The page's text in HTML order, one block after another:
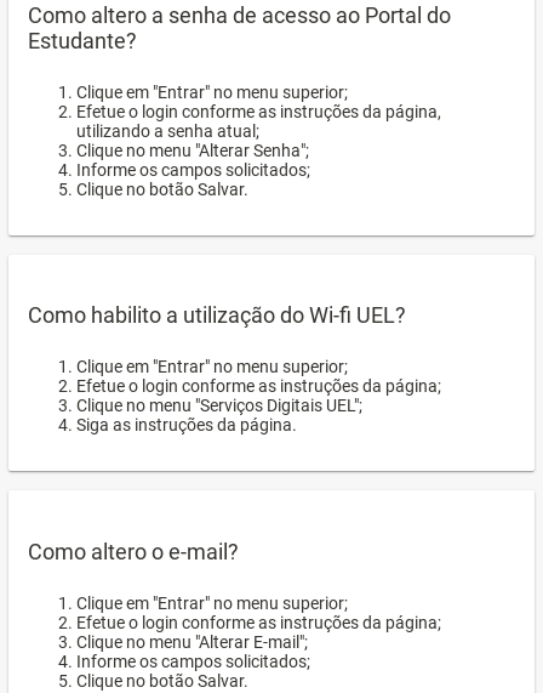
Como altero a senha de acesso ao Portal do
Estudante?
Clique em "Entrar" no menu superior;
Efetue o login conforme as instruções da página,
utilizando a senha atual;
Clique no menu "Alterar Senha";
Informe os campos solicitados;
Clique no botão Salvar.
Como habilito a utilização do Wi-fi UEL?
Clique em "Entrar" no menu superior;
Efetue o login conforme as instruções da página;
Clique no menu "Serviços Digitais UEL";
Siga as instruções da página.
Como altero o e-mail?
Clique em "Entrar" no menu superior;
Efetue o login conforme as instruções da página;
Clique no menu "Alterar E-mail";
Informe os campos solicitados;
Clique no botão Salvar.